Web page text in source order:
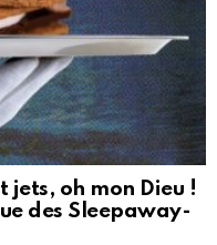
jets, oh mon Dieu !
des Sleepaway-